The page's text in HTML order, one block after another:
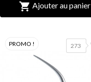
 Ajouter au panier
273
PROMO !